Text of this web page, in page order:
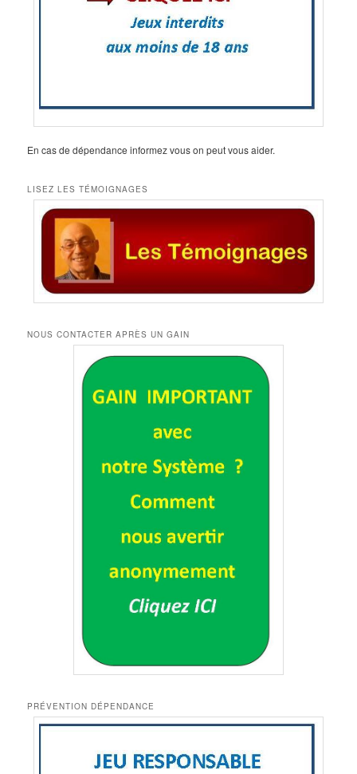
En cas de dépendance informez vous on peut vous aider.
LISEZ LES TÉMOIGNAGES
NOUS CONTACTER APRÈS UN GAIN
PRÉVENTION DÉPENDANCE